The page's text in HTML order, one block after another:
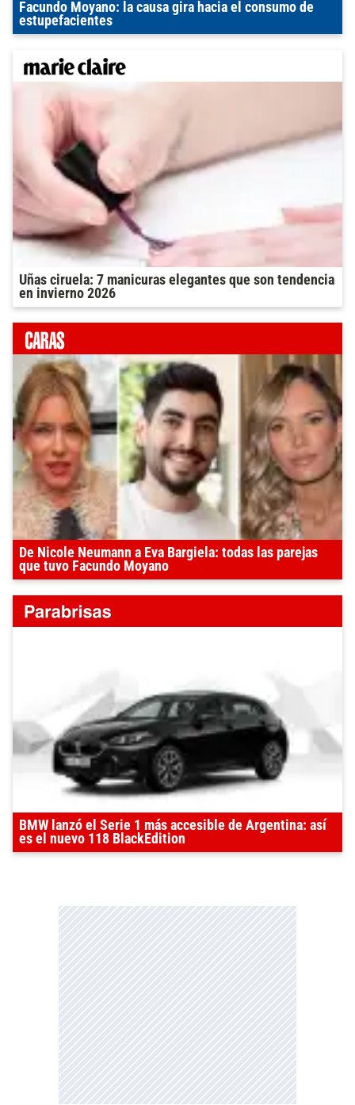
Facundo Moyano: la causa gira hacia el consumo de
estupefacientes
Uñas ciruela: 7 manicuras elegantes que son tendencia
en invierno 2026
De Nicole Neumann a Eva Bargiela: todas las parejas
que tuvo Facundo Moyano
BMW lanzó el Serie 1 más accesible de Argentina: así
es el nuevo 118 BlackEdition